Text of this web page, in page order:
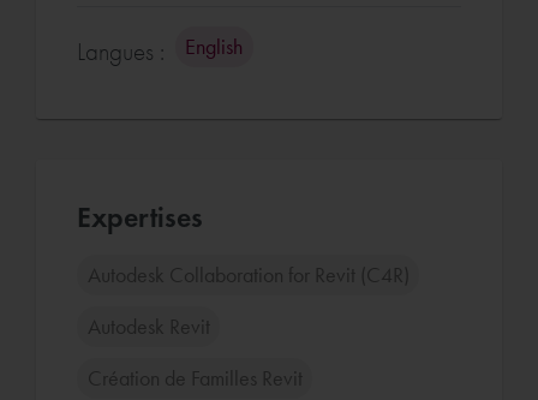
Langues : English
Expertises
Autodesk Collaboration for Revit (C4R)
Autodesk Revit
Création de Familles Revit